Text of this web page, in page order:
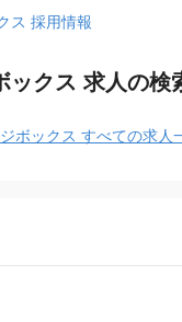
ス 採用情報
ックス 求人の検
ボックス すべての求人